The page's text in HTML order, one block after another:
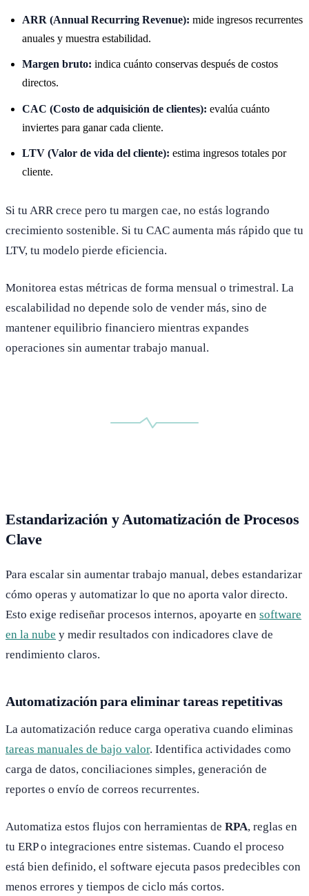
ARR (Annual Recurring Revenue): mide ingresos recurrentes
anuales y muestra estabilidad.
Margen bruto: indica cuánto conservas después de costos
directos.
CAC (Costo de adquisición de clientes): evalúa cuánto
inviertes para ganar cada cliente.
LTV (Valor de vida del cliente): estima ingresos totales por
cliente.
Si tu ARR crece pero tu margen cae, no estás logrando
crecimiento sostenible. Si tu CAC aumenta más rápido que tu
LTV, tu modelo pierde eficiencia.
Monitorea estas métricas de forma mensual o trimestral. La
escalabilidad no depende solo de vender más, sino de
mantener equilibrio financiero mientras expandes
operaciones sin aumentar trabajo manual.
Estandarización y Automatización de Procesos
Clave
Para escalar sin aumentar trabajo manual, debes estandarizar
cómo operas y automatizar lo que no aporta valor directo.
Esto exige rediseñar procesos internos, apoyarte en software
en la nube y medir resultados con indicadores clave de
rendimiento claros.
Automatización para eliminar tareas repetitivas
La automatización reduce carga operativa cuando eliminas
tareas manuales de bajo valor. Identifica actividades como
carga de datos, conciliaciones simples, generación de
reportes o envío de correos recurrentes.
Automatiza estos flujos con herramientas de RPA, reglas en
tu ERP o integraciones entre sistemas. Cuando el proceso
está bien definido, el software ejecuta pasos predecibles con
menos errores y tiempos de ciclo más cortos.